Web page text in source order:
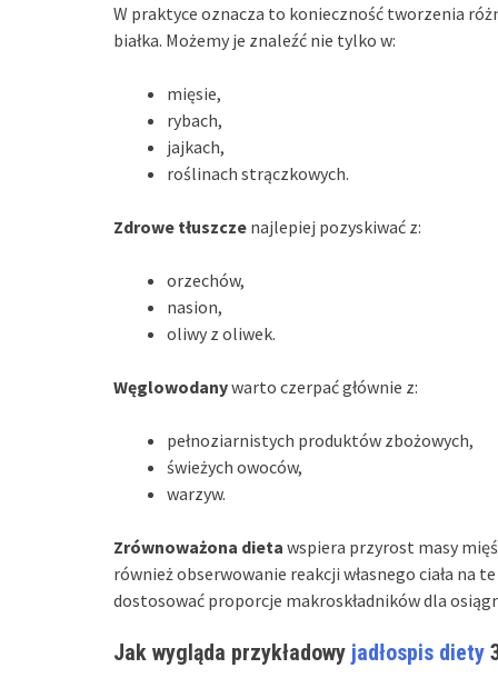
W praktyce oznacza to konieczność tworzenia
białka. Możemy je znaleźć nie tylko w:
mięsie,
rybach,
jajkach,
roślinach strączkowych.
Zdrowe tłuszcze najlepiej pozyskiwać z:
orzechów,
nasion,
oliwy z oliwek.
Węglowodanywarto czerpać głównie z:
pełnoziarnistych produktów zbożowych,
świeżych owoców,
warzyw.
Zrównoważona dieta wspiera przyrost masy
również obserwowanie reakcji własnego ciała
dostosować proporcje makroskładników dla
Jak wygląda przykładowy jadłospis diety